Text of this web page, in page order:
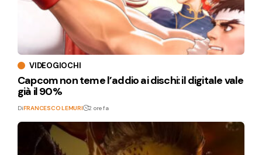
VIDEOGIOCHI
Capcom non teme l’addio ai dischi: il digitale vale
già il 90%
DiFRANCESCO LEMURI 2 ore fa